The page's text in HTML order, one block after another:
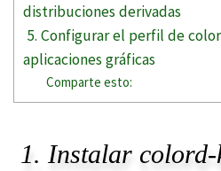
distribuciones derivadas
5. Configurar el perfil de
aplicaciones gráficas
Comparte esto:
1. Instalar colord-